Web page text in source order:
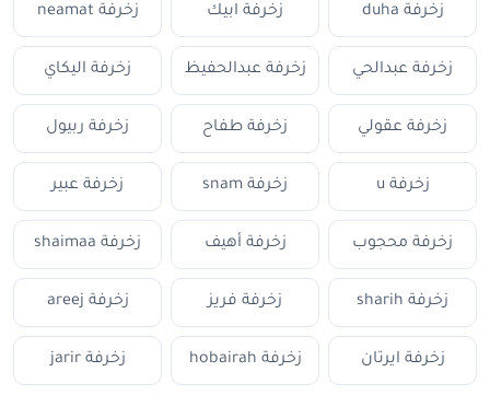
زخرفة duha زخرفة ابيك زخرفة neamat
زخرفة عبدالحي زخرفة عبدالحفيظ زخرفة اليكاي
زخرفة عقولي زخرفة طفاح زخرفة ربيول
زخرفة u زخرفة snam زخرفة عبير
زخرفة محجوب زخرفة أهيف زخرفة shaimaa
زخرفة sharih زخرفة فريز زخرفة areej
زخرفة ايرتان زخرفة hobairah زخرفة jarir